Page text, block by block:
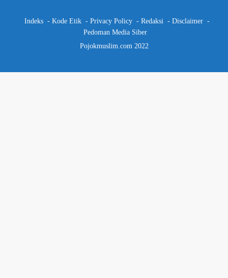
Indeks Kode Etik Privacy Policy Redaksi
Disclaimer
Pedoman Media Siber
Pojokmuslim.com 2022